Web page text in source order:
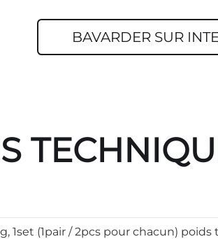
BAVARDER SUR
1set (1pair / 2pcs pour chacun) poids